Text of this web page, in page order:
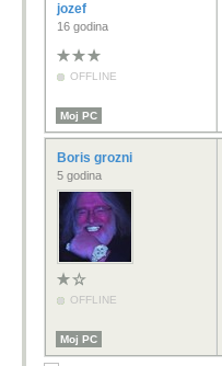
jozef
16 godina
OFFLINE
Moj PC
Boris grozni
5 godina
OFFLINE
Moj PC